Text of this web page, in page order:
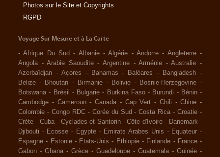
Photos sur le Site et Copyrights
RGPD
Voyage Sur Mesure et à La Carte
-Afrique Du Sud - Albanie -Algérie -Andorre - Angleterre -
Angola -Arabie Saoudite -Argentine -Arménie -Australie -
Azerbaïdjan - Açores - Bahamas - Baléares - Bangladesh -
Belize - Bhoutan - Birmanie - Bolivie - Bosnie-Herzégovine -
Botswana - Brésil - Bulgarie - Burkina Faso - Burundi - Bénin -
Cambodge - Cameroun - Canada - Cap Vert - Chili -Chine -
Colombie - Congo RDC - Corée du Sud -Costa Rica -Croatie -
Crète - Cuba - Cyclades et Santorin -Côte d'Ivoire - Danemark -
Djibouti - Ecosse - Egypte - Emirats Arabes Unis - Equateur -
Espagne - Estonie - Etats-Unis - Ethiopie - Finlande - France -
Gabon - Ghana - Grèce - Guadeloupe - Guatemala - Guinée -